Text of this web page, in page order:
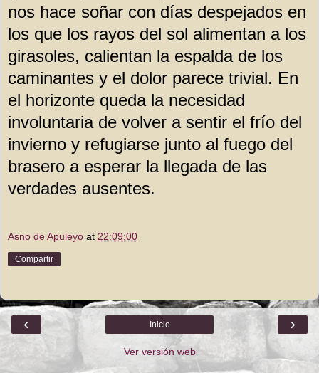
nos hace soñar con días despejados en
los que los rayos del sol alimentan a los
girasoles, calientan la espalda de los
caminantes y el dolor parece trivial. En
el horizonte queda la necesidad
involuntaria de volver a sentir el frío del
invierno y refugiarse junto al fuego del
brasero a esperar la llegada de las
verdades ausentes.
Asno de Apuleyo at 22:09:00
Compartir
‹ ›
Inicio
Ver versión web